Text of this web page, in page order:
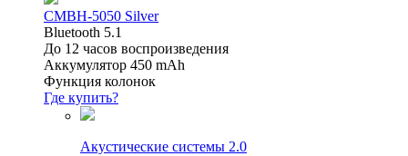
CMBH-5050 Silver
Bluetooth 5.1
До 12 часов воспроизведения
Аккумулятор 450 mAh
Функция колонок
Где купить?
Акустические системы 2.0